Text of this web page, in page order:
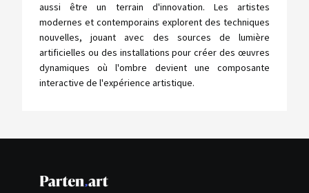
aussi être un terrain d'innovation. Les artistes
modernes et contemporains explorent des techniques
nouvelles, jouant avec des sources de lumière
artificielles ou des installations pour créer des œuvres
dynamiques où l'ombre devient une composante
interactive de l'expérience artistique.